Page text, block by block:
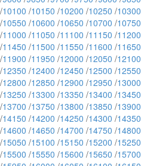
/10100 /10150 /10200 /10250 /10300
/10550 /10600 /10650 /10700 /10750
/11000 /11050 /11100 /11150 /11200
/11450 /11500 /11550 /11600 /11650
/11900 /11950 /12000 /12050 /12100
/12350 /12400 /12450 /12500 /12550
/12800 /12850 /12900 /12950 /13000
/13250 /13300 /13350 /13400 /13450
/13700 /13750 /13800 /13850 /13900
/14150 /14200 /14250 /14300 /14350
/14600 /14650 /14700 /14750 /14800
/15050 /15100 /15150 /15200 /15250
/15500 /15550 /15600 /15650 /15700